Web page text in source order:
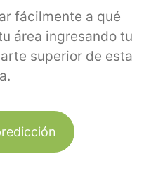
fácilmente a qué
área ingresando tu
superior de esta